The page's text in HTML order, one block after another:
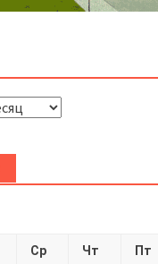
Ср Чт Пт